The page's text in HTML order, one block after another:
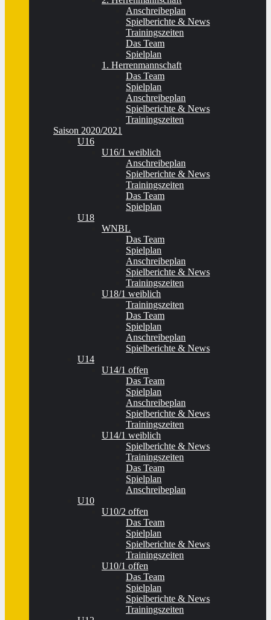
Anschreibeplan
Spielberichte & News
Trainingszeiten
Das Team
Spielplan
1. Herrenmannschaft
Das Team
Spielplan
Anschreibeplan
Spielberichte & News
Trainingszeiten
Saison 2020/2021
U16
U16/1 weiblich
Anschreibeplan
Spielberichte & News
Trainingszeiten
Das Team
Spielplan
U18
WNBL
Das Team
Spielplan
Anschreibeplan
Spielberichte & News
Trainingszeiten
U18/1 weiblich
Trainingszeiten
Das Team
Spielplan
Anschreibeplan
Spielberichte & News
U14
U14/1 offen
Das Team
Spielplan
Anschreibeplan
Spielberichte & News
Trainingszeiten
U14/1 weiblich
Spielberichte & News
Trainingszeiten
Das Team
Spielplan
Anschreibeplan
U10
U10/2 offen
Das Team
Spielplan
Spielberichte & News
Trainingszeiten
U10/1 offen
Das Team
Spielplan
Spielberichte & News
Trainingszeiten